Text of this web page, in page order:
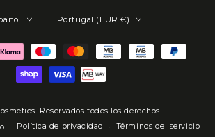
. Reservados todos los derechos.
Política de privacidad
Términos del servicio
Portugal (EUR €)